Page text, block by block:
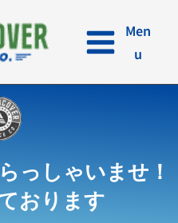
Men
u
っしゃいませ！
おります